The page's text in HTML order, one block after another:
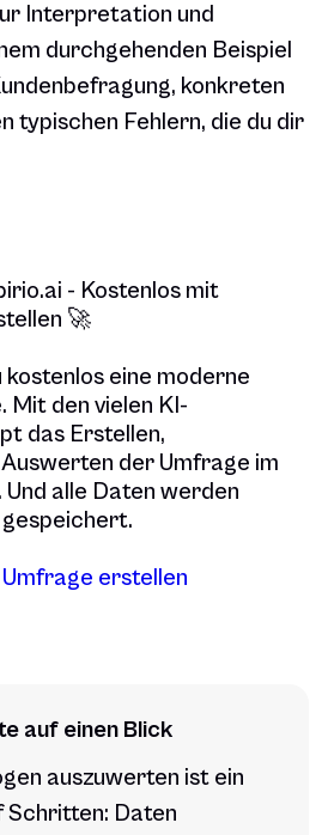
Interpretation und
durchgehenden Beispiel
konkreten
typischen Fehlern, die du dir
- Kostenlos mit
🚀
eine moderne
Mit den vielen KI-
das Erstellen,
der Umfrage im
Und alle Daten werden
erstellen
auf einen Blick
auszuwerten ist ein
Schritten: Daten